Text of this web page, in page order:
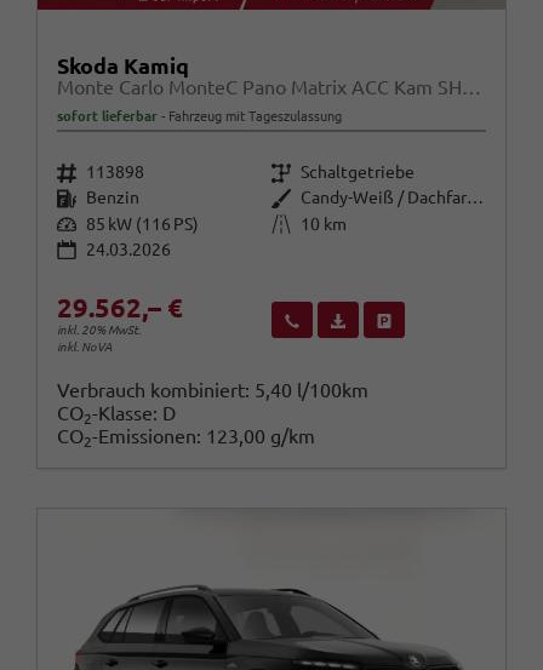
Skoda Kamiq
Monte Carlo MonteC Pano Matrix ACC Kam SHZ Kessy SunS
sofort lieferbar Fahrzeug mit Tageszulassung
Fahrzeugnr. 113898 Getriebe Schaltgetriebe
Kraftstoff Benzin Außenfarbe
Candy-Weiß / Dachfarbe schwarz
Leistung 85 kW (116 PS) Kilometerstand
10 km
24.03.2026
29.562,– €
inkl. 20% MwSt.
inkl. NoVA
Wir rufen Sie anFahrzeugexposé (PDF)
Verbrauch kombiniert: 5,40 l/100km
CO2-Klasse: D
CO2-Emissionen: 123,00 g/km